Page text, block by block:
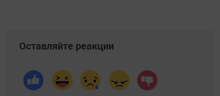
Оставляйте реакции